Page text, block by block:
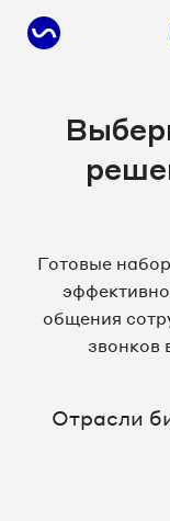
Готовые
общения
звонков
Отрасли